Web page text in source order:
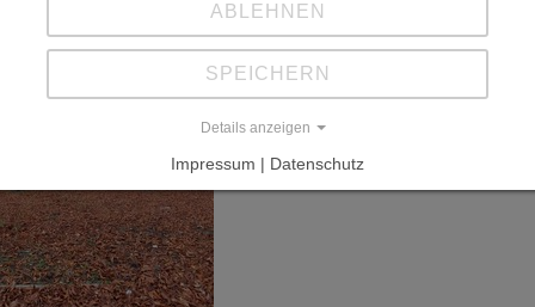
ABLEHNEN
SPEICHERN
Details anzeigen
Impressum | Datenschutz